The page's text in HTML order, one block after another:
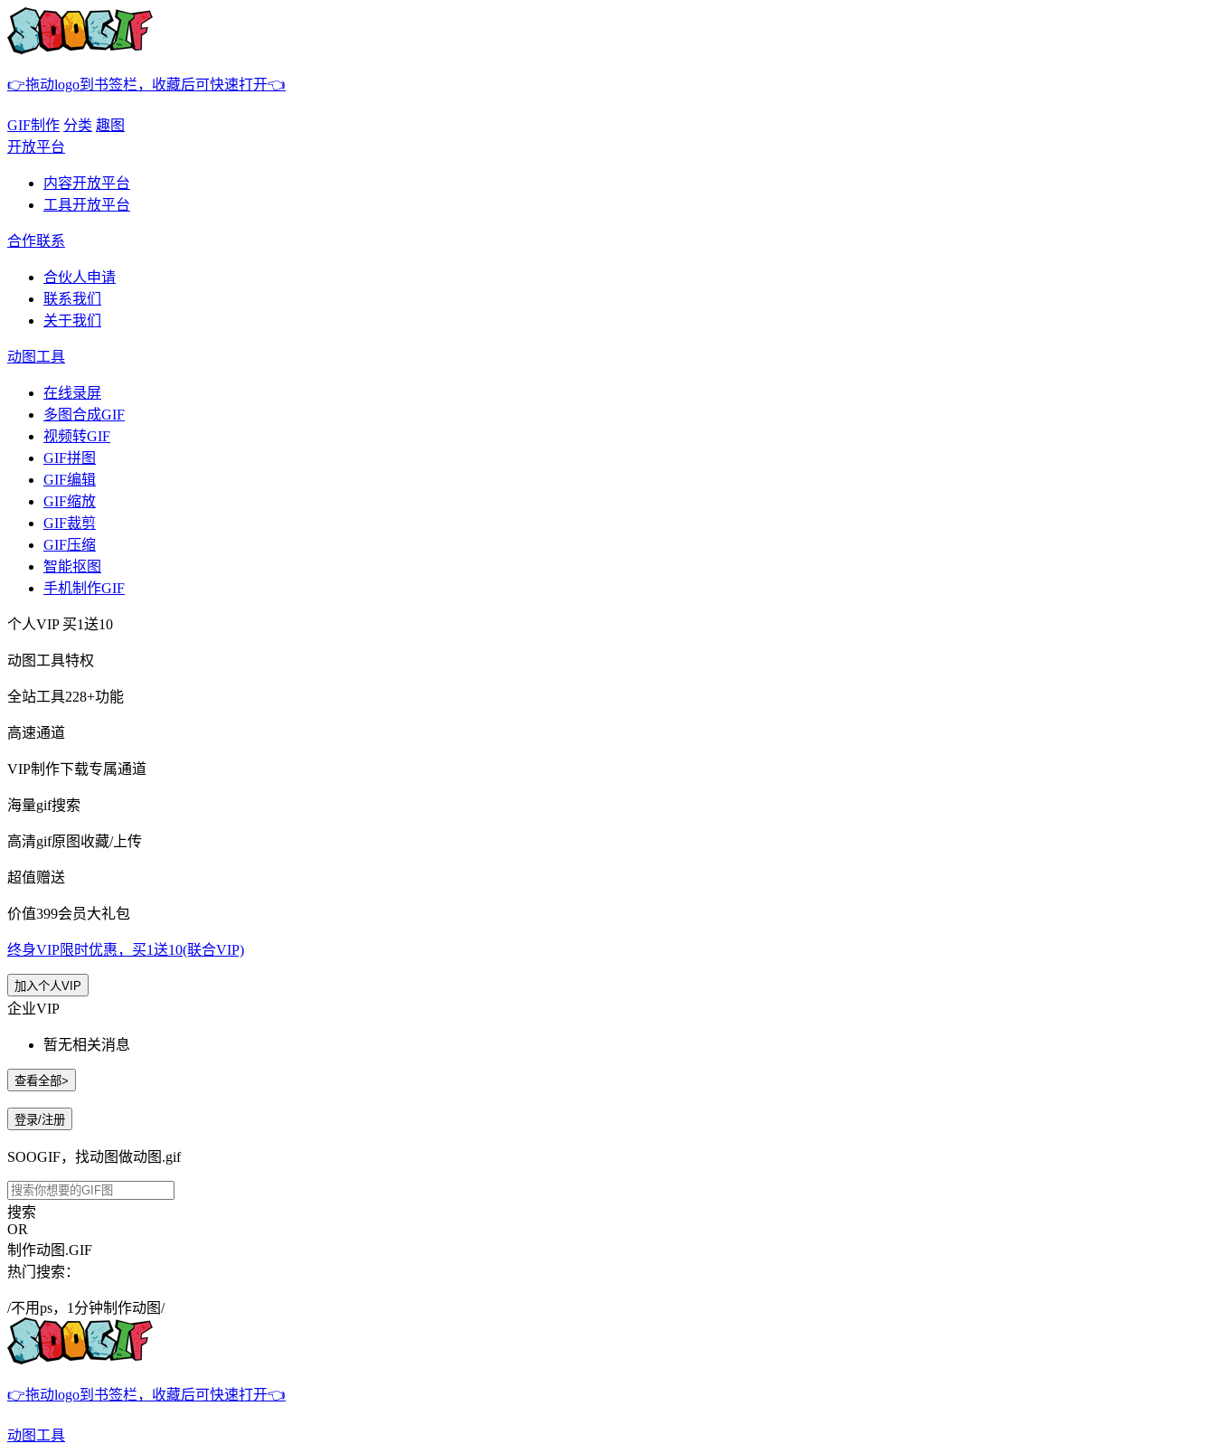
👉拖动logo到书签栏，收藏后可快速打开👈
GIF制作 分类 趣图
开放平台
内容开放平台
工具开放平台
合作联系
合伙人申请
联系我们
关于我们
动图工具
在线录屏
多图合成GIF
视频转GIF
GIF拼图
GIF编辑
GIF缩放
GIF裁剪
GIF压缩
智能抠图
手机制作GIF
个人VIP 买1送10
动图工具特权
全站工具228+功能
高速通道
VIP制作下载专属通道
海量gif搜索
高清gif原图收藏/上传
超值赠送
价值399会员大礼包
终身VIP限时优惠，买1送10(联合VIP)
加入个人VIP
企业VIP
暂无相关消息
查看全部>
登录/注册
SOOGIF，找动图做动图.gif
搜索
OR
制作动图.GIF
热门搜索：
/不用ps，1分钟制作动图/
👉拖动logo到书签栏，收藏后可快速打开👈
动图工具